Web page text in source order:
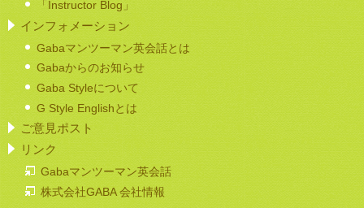
「Instructor Blog」
インフォメーション
Gabaマンツーマン英会話とは
Gabaからのお知らせ
Gaba Styleについて
G Style Englishとは
ご意見ポスト
リンク
Gabaマンツーマン英会話
株式会社GABA 会社情報